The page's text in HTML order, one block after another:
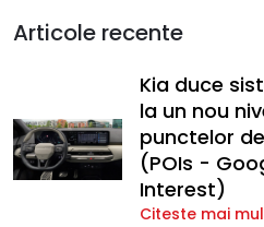
Articole recente
Kia duce
la un nou
punctelor
(POIs -
Interest)
Citeste mai